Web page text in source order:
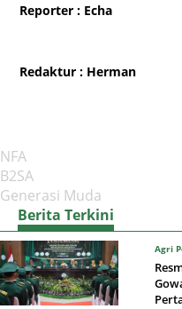
Reporter : Echa
Redaktur : Herman
NFA
B2SA
Generasi Muda
Berita Terkini
Agri